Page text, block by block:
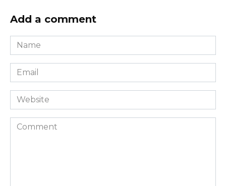
Add a comment
Name
*
Email
*
Website
Comment